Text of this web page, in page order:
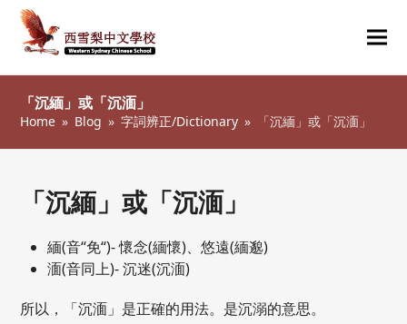
「沉緬」或「沉湎」
Home » Blog » 字詞辨正/Dictionary » 「沉緬」或「沉湎」
「沉緬」或「沉湎」
緬(音“免“)- 懷念(緬懷)、悠遠(緬邈)
湎(音同上)- 沉迷(沉湎)
所以，「沉湎」是正確的用法。是沉溺的意思。